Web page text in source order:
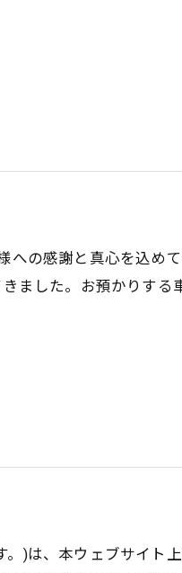
への感謝と真心を込め
ました。お預かりする
。)は、本ウェブサイト